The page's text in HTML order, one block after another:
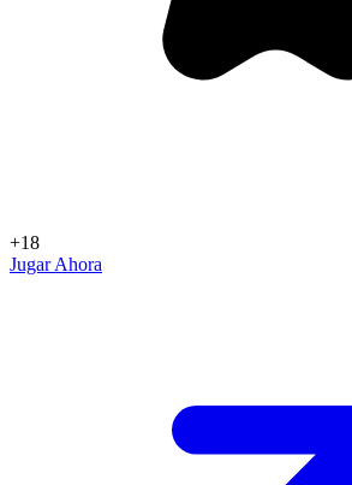
+18
Jugar Ahora